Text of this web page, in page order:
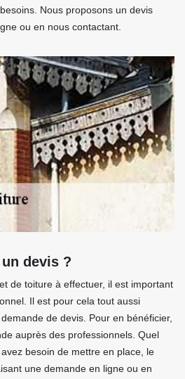
Nous proposons un devis
ou en nous contactant.
devis ?
de toiture à effectuer, il est important
Il est pour cela tout aussi
de devis. Pour en bénéficier,
auprès des professionnels. Quel
besoin de mettre en place, le
une demande en ligne ou en